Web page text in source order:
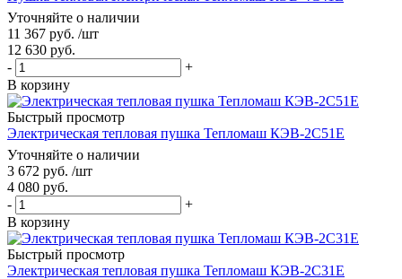
Уточняйте о наличии
11 367 руб. /шт
12 630 руб.
-
+
В корзину
Быстрый просмотр
Электрическая тепловая пушка Тепломаш КЭВ-2С51Е
Уточняйте о наличии
3 672 руб. /шт
4 080 руб.
-
+
В корзину
Быстрый просмотр
Электрическая тепловая пушка Тепломаш КЭВ-2С31Е